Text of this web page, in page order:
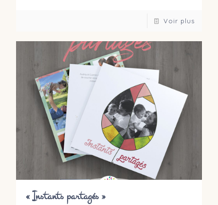
Voir plus
« Instants partagés »